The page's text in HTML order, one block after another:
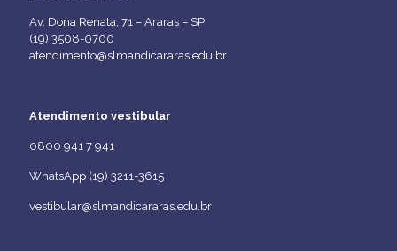
Av. Dona Renata, 71 – Araras – SP
(19) 3508-0700
atendimento@slmandicararas.edu.br
Atendimento vestibular
0800 941 7 941
WhatsApp (19) 3211-3615
vestibular@slmandicararas.edu.br